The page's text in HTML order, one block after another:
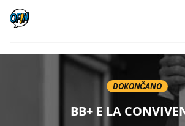
DOKONČANO
BB+ E LA